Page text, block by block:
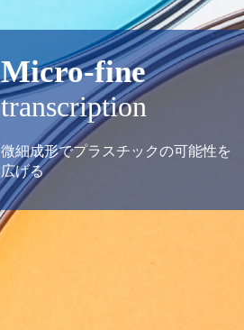
Micro-fine
transcription
微細成形でプラスチックの可能性を
広げる